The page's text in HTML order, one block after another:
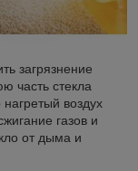
загрязнение
часть стекла
воздух
газов и
от дыма и